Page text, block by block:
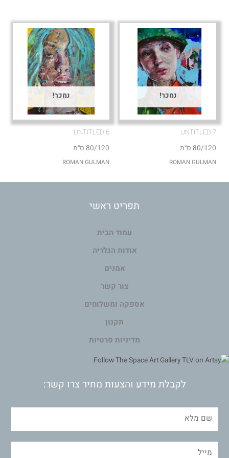
נמכר!
UNTITLED 7
80/120 ס״מ
ROMAN GULMAN
נמכר!
UNTITLED 6
80/120 ס״מ
ROMAN GULMAN
תפריט ראשי
עמוד הבית
אודות הגלריה
אמנים
צור קשר
אספקה ומשלוחים
תקנון
מדיניות פרטיות
לקבלת מידע והצעות מחיר צרו קשר: